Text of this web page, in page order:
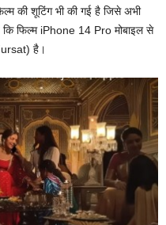
की शूटिंग भी की गई है जिसे अभी
कि फिल्म iPhone 14 Pro मोबाइल से
है।